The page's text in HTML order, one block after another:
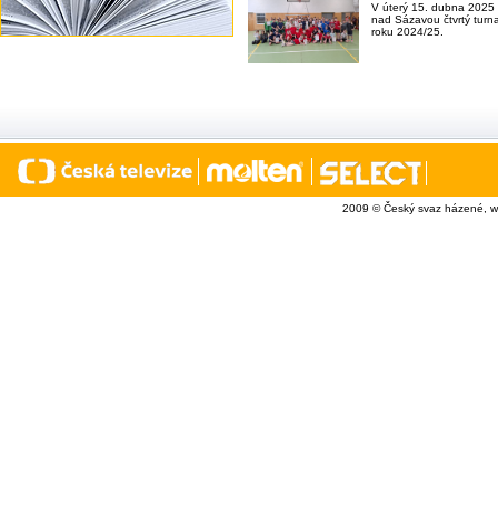
V úterý 15. dubna 2025
nad Sázavou čtvrtý
roku 2024/25.
2009 © Český svaz házené,